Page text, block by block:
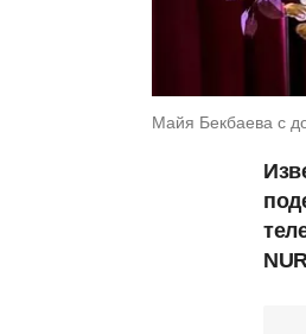
Майя Бекбаева с